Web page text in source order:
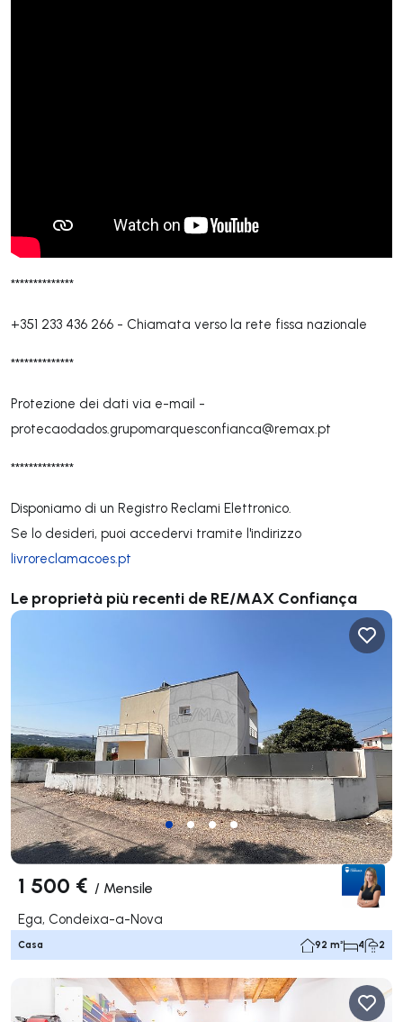
**************
+351 233 436 266 - Chiamata verso la rete fissa nazionale
**************
Protezione dei dati via e-mail -
protecaodados.grupomarquesconfianca@remax.pt
**************
Disponiamo di un Registro Reclami Elettronico.
Se lo desideri, puoi accedervi tramite l'indirizzo
livroreclamacoes.pt
Le proprietà più recenti de RE/MAX Confiança
1 500 € / Mensile
Ega, Condeixa-a-Nova
Casa 92 m² 4 2